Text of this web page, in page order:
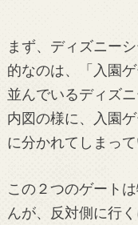
まず、ディズニー
的なのは、「入園
並んでいるディズ
内図の様に、入園
に分かれてしまって
この２つのゲート
んが、反対側に行